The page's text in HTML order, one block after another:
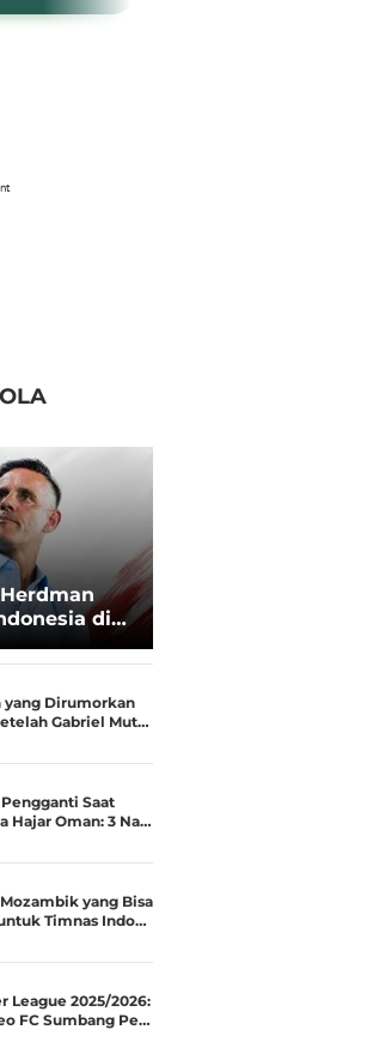
di
Menjadi
yang Dirumorkan
Gabriel Mut…
Saat
Hajar Oman: 3 Na…
yang Bisa
Timnas Indo…
League 2025/2026:
FC Sumbang Pe…